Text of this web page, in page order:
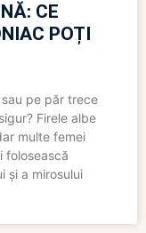
CE
POȚI
pe păr trece
Firele albe
multe femei
folosească
și a mirosului